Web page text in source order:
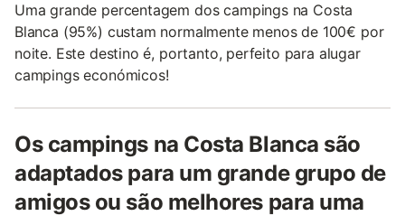
Uma grande percentagem dos campings na Costa
Blanca (95%) custam normalmente menos de 100€ por
noite. Este destino é, portanto, perfeito para alugar
campings económicos!
Os campings na Costa Blanca são
adaptados para um grande grupo de
amigos ou são melhores para uma